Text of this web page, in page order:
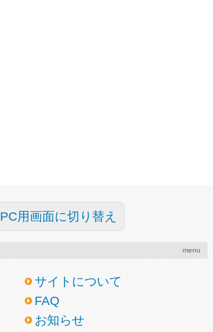
PC用画面に切り替え
menu
サイトについて
FAQ
お知らせ